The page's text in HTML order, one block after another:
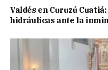
Valdés en Curuzú
hidráulicas ante la